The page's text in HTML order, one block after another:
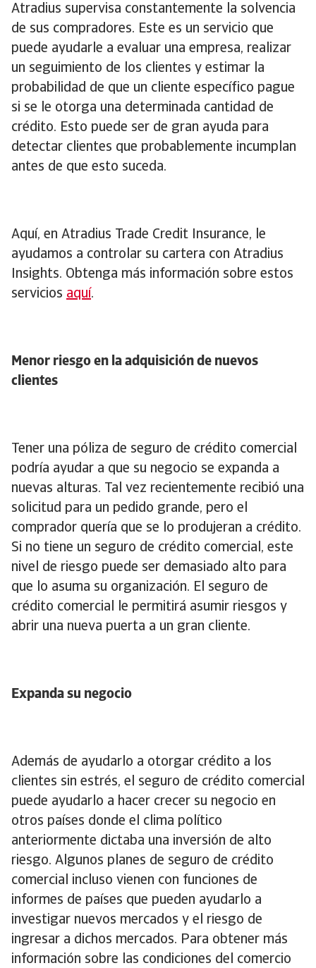
Atradius supervisa constantemente la solvencia
de sus compradores. Este es un servicio que
puede ayudarle a evaluar una empresa, realizar
un seguimiento de los clientes y estimar la
probabilidad de que un cliente específico pague
si se le otorga una determinada cantidad de
crédito. Esto puede ser de gran ayuda para
detectar clientes que probablemente incumplan
antes de que esto suceda.
Aquí, en Atradius Trade Credit Insurance, le
ayudamos a controlar su cartera con Atradius
Insights. Obtenga más información sobre estos
servicios aquí.
Menor riesgo en la adquisición de nuevos
clientes
Tener una póliza de seguro de crédito comercial
podría ayudar a que su negocio se expanda a
nuevas alturas. Tal vez recientemente recibió una
solicitud para un pedido grande, pero el
comprador quería que se lo produjeran a crédito.
Si no tiene un seguro de crédito comercial, este
nivel de riesgo puede ser demasiado alto para
que lo asuma su organización. El seguro de
crédito comercial le permitirá asumir riesgos y
abrir una nueva puerta a un gran cliente.
Expanda su negocio
Además de ayudarlo a otorgar crédito a los
clientes sin estrés, el seguro de crédito comercial
puede ayudarlo a hacer crecer su negocio en
otros países donde el clima político
anteriormente dictaba una inversión de alto
riesgo. Algunos planes de seguro de crédito
comercial incluso vienen con funciones de
informes de países que pueden ayudarlo a
investigar nuevos mercados y el riesgo de
ingresar a dichos mercados. Para obtener más
información sobre las condiciones del comercio